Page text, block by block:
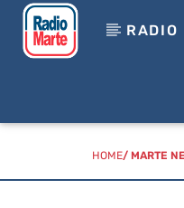
RADIO
HOME/ MARTE